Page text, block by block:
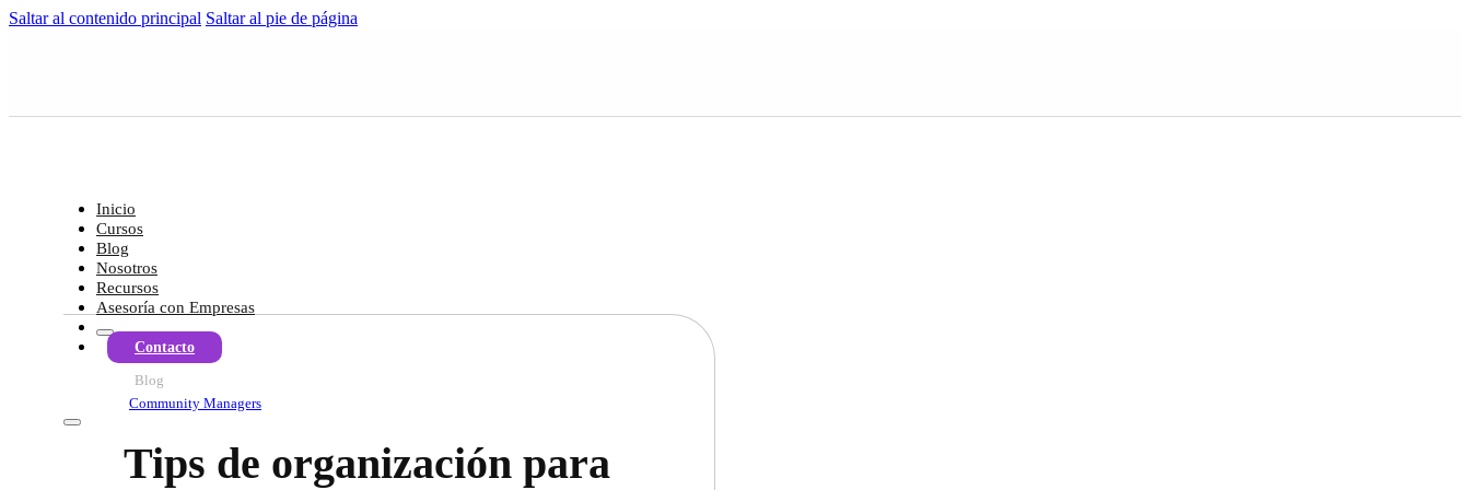
Saltar al contenido principal Saltar al pie de página
Inicio
Cursos
Blog
Nosotros
Recursos
Asesoría con Empresas
Contacto
Blog
Community Managers
Tips de organización para